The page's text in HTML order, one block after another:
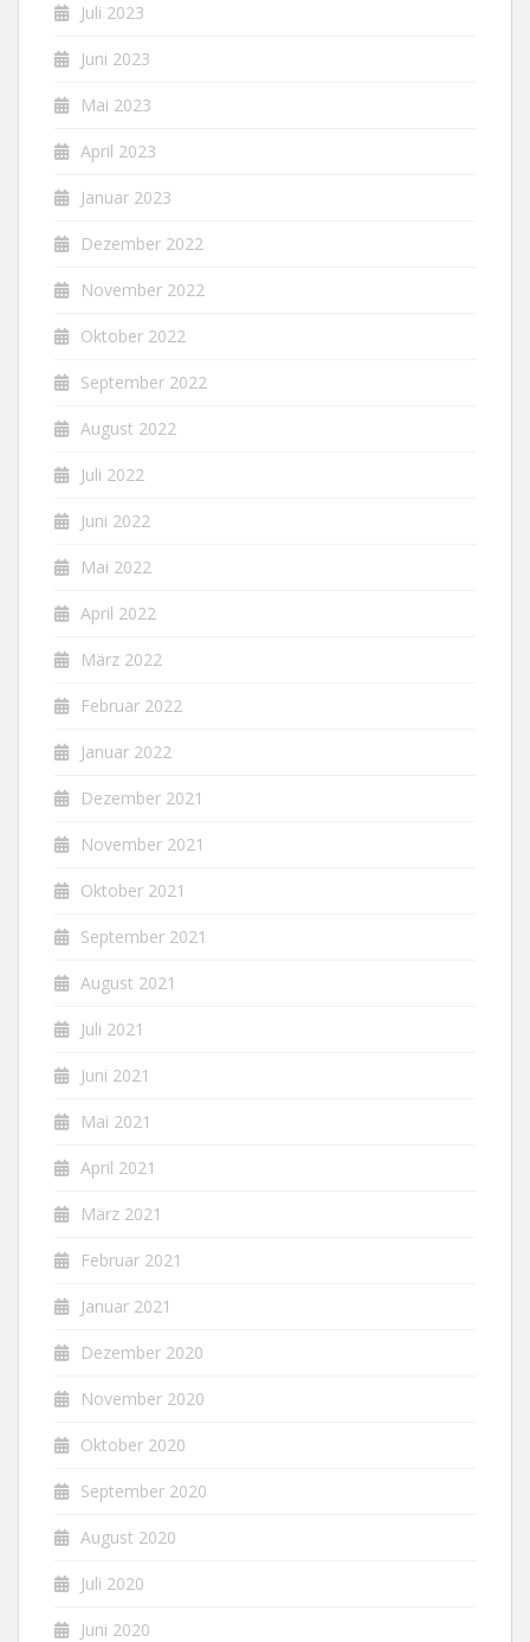
Juli 2023
Juni 2023
Mai 2023
April 2023
Januar 2023
Dezember 2022
November 2022
Oktober 2022
September 2022
August 2022
Juli 2022
Juni 2022
Mai 2022
April 2022
März 2022
Februar 2022
Januar 2022
Dezember 2021
November 2021
Oktober 2021
September 2021
August 2021
Juli 2021
Juni 2021
Mai 2021
April 2021
März 2021
Februar 2021
Januar 2021
Dezember 2020
November 2020
Oktober 2020
September 2020
August 2020
Juli 2020
Juni 2020